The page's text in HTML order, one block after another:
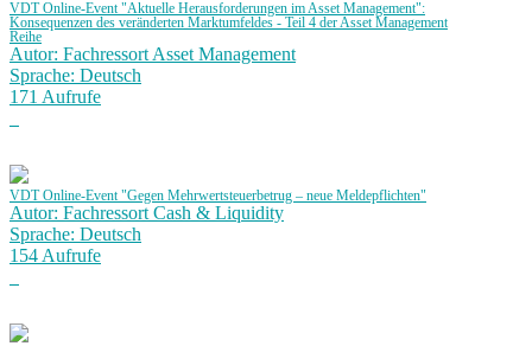
VDT Online-Event "Aktuelle Herausforderungen im Asset Management":
Konsequenzen des veränderten Marktumfeldes - Teil 4 der Asset Management
Reihe
Autor: Fachressort Asset Management
Sprache: Deutsch
171 Aufrufe
VDT Online-Event "Gegen Mehrwertsteuerbetrug – neue Meldepflichten"
Autor: Fachressort Cash & Liquidity
Sprache: Deutsch
154 Aufrufe